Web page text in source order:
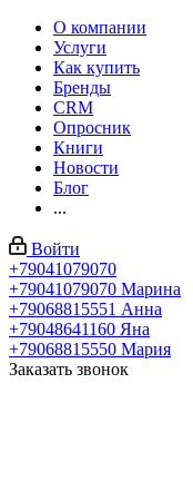
О компании
Услуги
Как купить
Бренды
CRM
Опросник
Книги
Новости
Блог
...
Войти
+79041079070
+79041079070 Марина
+79068815551 Анна
+79048641160 Яна
+79068815550 Мария
Заказать звонок